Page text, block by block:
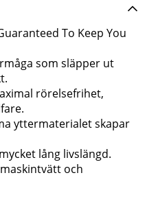
To Keep You
som släpper ut
rörelsefrihet,
yttermaterialet skapar
lång livslängd.
och